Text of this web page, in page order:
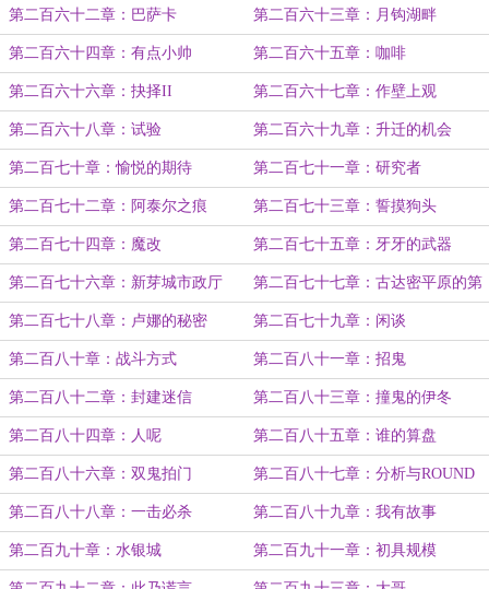
第二百六十二章：巴萨卡 第二百六十三章：月钩湖畔
第二百六十四章：有点小帅 第二百六十五章：咖啡
第二百六十六章：抉择II 第二百六十七章：作壁上观
第二百六十八章：试验 第二百六十九章：升迁的机会
第二百七十章：愉悦的期待 第二百七十一章：研究者
第二百七十二章：阿泰尔之痕 第二百七十三章：誓摸狗头
第二百七十四章：魔改 第二百七十五章：牙牙的武器
第二百七十六章：新芽城市政厅 第二百七十七章：古达密平原的第
一夜
第二百七十八章：卢娜的秘密 第二百七十九章：闲谈
第二百八十章：战斗方式 第二百八十一章：招鬼
第二百八十二章：封建迷信 第二百八十三章：撞鬼的伊冬
第二百八十四章：人呢 第二百八十五章：谁的算盘
第二百八十六章：双鬼拍门 第二百八十七章：分析与ROUND
THREE
第二百八十八章：一击必杀 第二百八十九章：我有故事
第二百九十章：水银城 第二百九十一章：初具规模